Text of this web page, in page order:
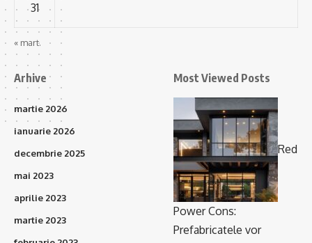
31
« mart.
Arhive
martie 2026
ianuarie 2026
decembrie 2025
mai 2023
aprilie 2023
martie 2023
Most Viewed Posts
Red
Power Cons:
Prefabricatele vor